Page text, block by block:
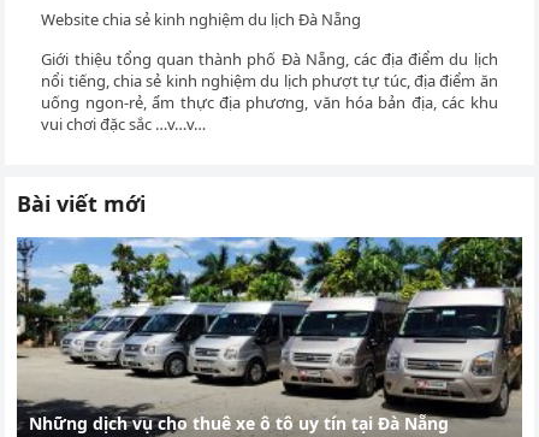
Website chia sẻ kinh nghiệm du lịch Đà Nẵng
Giới thiệu tổng quan thành phố Đà Nẵng, các địa điểm du lịch
nổi tiếng, chia sẻ kinh nghiệm du lịch phượt tự túc, địa điểm ăn
uống ngon-rẻ, ẩm thực địa phương, văn hóa bản địa, các khu
vui chơi đặc sắc …v…v…
Bài viết mới
Những dịch vụ cho thuê xe ô tô uy tín tại Đà Nẵng